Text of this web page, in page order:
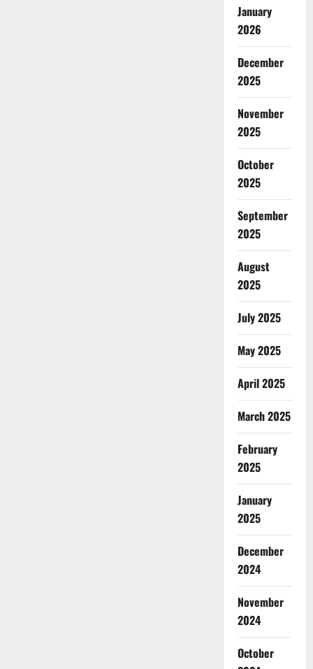
January
2026
December
2025
November
2025
October
2025
September
2025
August
2025
July 2025
May 2025
April 2025
March 2025
February
2025
January
2025
December
2024
November
2024
October